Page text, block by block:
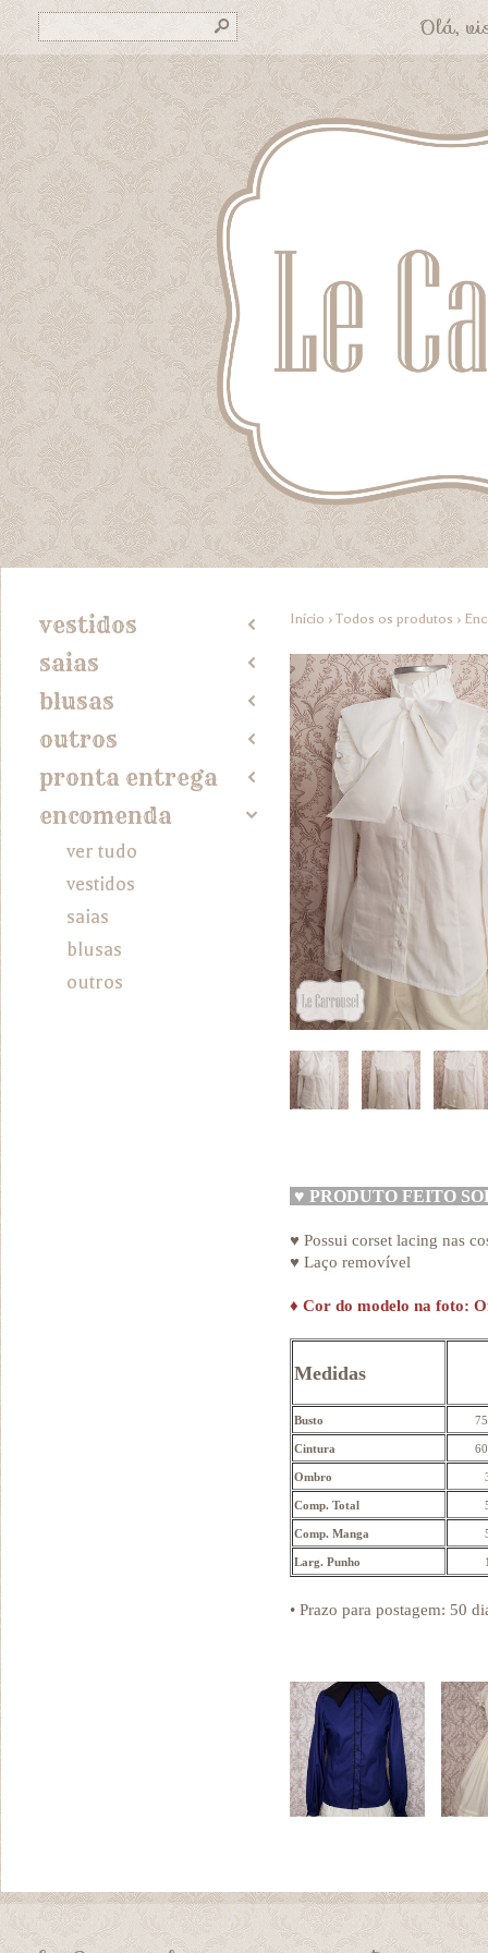
s Olá,
vestidos 2
saias 2
blusas 2
outros 2
pronta entrega 2
encomenda 4
ver tudo
vestidos
saias
blusas
outros
Início › Todos os produtos ›
♥ PRODUTO FEITO
♥ Possui corset lacing nas
♥ Laço removível
♦ Cor do modelo na foto:
Medidas
Busto
Cintura
Ombro
Comp. Total
Comp. Manga
Larg. Punho
• Prazo para postagem: 50